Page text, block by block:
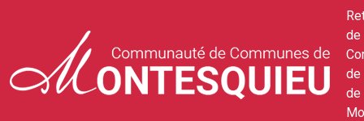
de
de
de